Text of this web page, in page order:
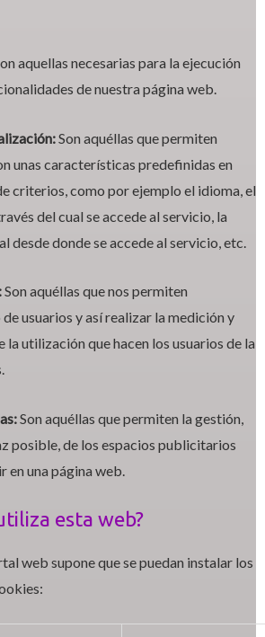
aquellas necesarias para la ejecución
de nuestra página web.
Son aquéllas que permiten
unas características predefinidas en
criterios, como por ejemplo el idioma, el
del cual se accede al servicio, la
desde donde se accede al servicio, etc.
Son aquéllas que nos permiten
usuarios y así realizar la medición y
la utilización que hacen los usuarios de la
Son aquéllas que permiten la gestión,
posible, de los espacios publicitarios
en una página web.
esta web?
web supone que se puedan instalar los